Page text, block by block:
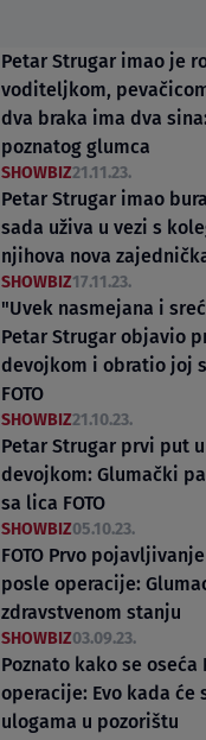
Petar Strugar imao je
voditeljkom,
dva braka ima dva
poznatog glumca
SHOWBIZ21.11.23.
Petar Strugar imao
sada uživa u vezi s
njihova nova
SHOWBIZ17.11.23.
"Uvek nasmejana i
Petar Strugar objavio
devojkom i obratio joj
FOTO
SHOWBIZ21.10.23.
Petar Strugar prvi put
devojkom: Glumački
sa lica FOTO
SHOWBIZ05.10.23.
FOTO Prvo
posle operacije:
zdravstvenom stanju
SHOWBIZ03.09.23.
Poznato kako se
operacije: Evo kada će
ulogama u pozorištu